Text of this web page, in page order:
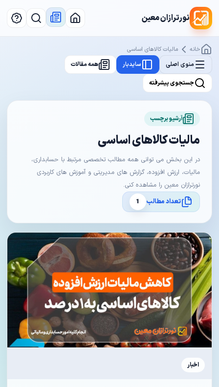
نورترازان معین
خانه
مالیات کالاهای اساسی
منوی اصلی
سایدبار همه مقالات
جستجوی پیشرفته
آرشیو برچسب
مالیات کالاهای اساسی
در این بخش می توانی همه مطالب تخصصی مرتبط با حسابداری،
مالیات، ارزش افزوده، گزارش های مدیریتی و آموزش های کاربردی
نورترازان معین را مشاهده کنی.
تعداد مطالب
1
اخبار